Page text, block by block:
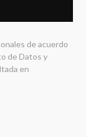
de acuerdo
de Datos y
en